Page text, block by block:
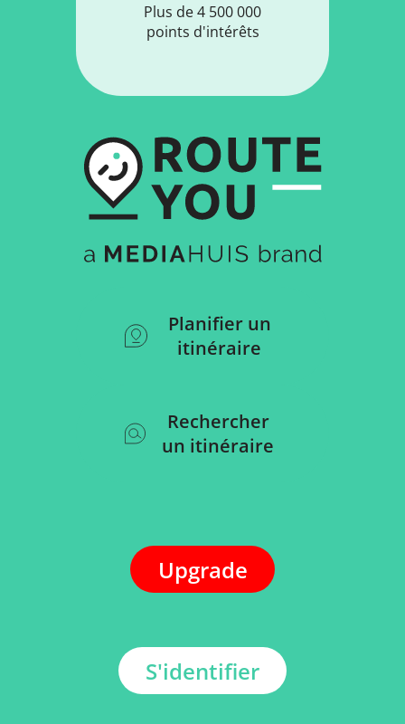
Plus de 4 500 000
points d'intérêts
Planifier un
itinéraire
Rechercher
un itinéraire
Upgrade
S'identifier